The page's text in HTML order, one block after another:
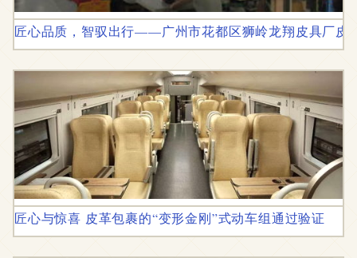
匠心品质，智驭出行——广州市花都区狮岭龙翔皮具厂皮
匠心与惊喜 皮革包裹的“变形金刚”式动车组通过验证